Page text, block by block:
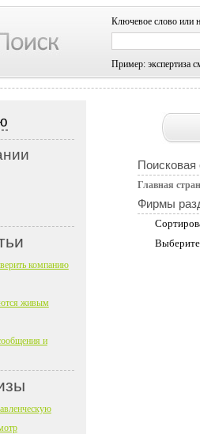
Ключевое слово или
Пример: экспертиза
Поисковая
Главная
Фирмы
компанию
живым
и